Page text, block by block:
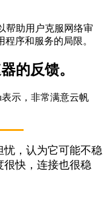
帮助用户克服网络审
序和服务的局限。
的反馈。
忧，认为它可能不稳
很快，连接也很稳